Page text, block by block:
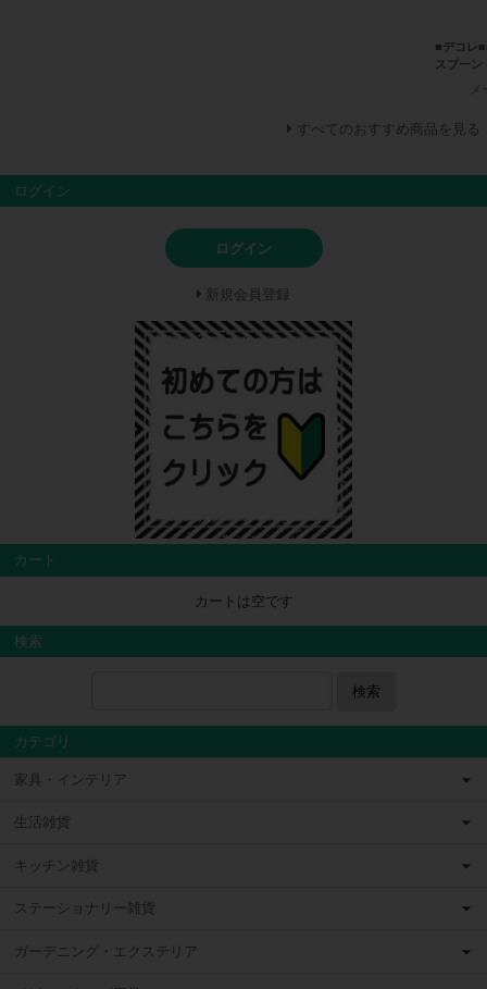
■デコレ
スプー
すべてのおすすめ商品を見る
ログイン
ログイン
新規会員登録
カート
カートは空です
検索
検索
カテゴリ
家具・インテリア
生活雑貨
キッチン雑貨
ステーショナリー雑貨
ガーデニング・エクステリア